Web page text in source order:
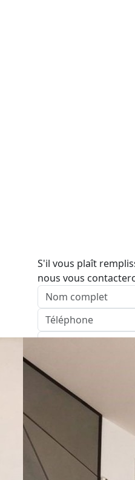
S'il vous plaît
nous vous
Envoyer